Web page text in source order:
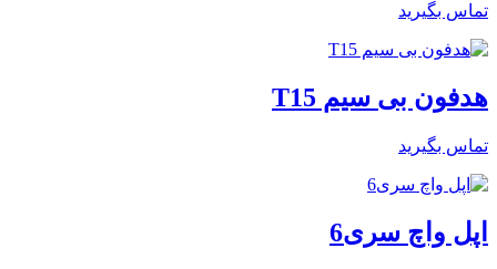
تماس بگیرید
هدفون بی سیم T15
تماس بگیرید
اپل واچ سری6